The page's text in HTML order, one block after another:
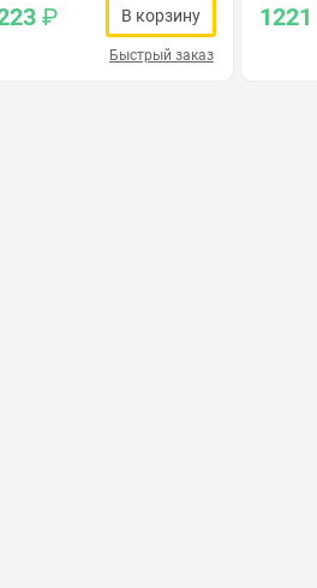
₽ В корзину
Быстрый заказ
1221